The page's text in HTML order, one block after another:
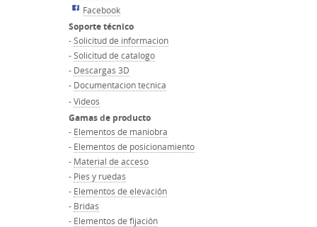
Facebook
Soporte técnico
-Solicitud de informacion
-Solicitud de catalogo
- Descargas 3D
- Documentacion tecnica
-Videos
Gamas de producto
- Elementos de maniobra
- Elementos de posicionamiento
- Material de acceso
- Pies y ruedas
- Elementos de elevación
- Bridas
- Elementos de fijación